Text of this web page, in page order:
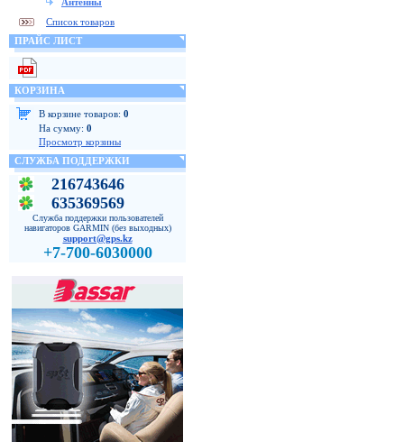
Список товаров
ПРАЙС ЛИСТ
КОРЗИНА
В корзине товаров: 0
На сумму: 0
Просмотр корзины
СЛУЖБА ПОДДЕРЖКИ
216743646
635369569
Служба поддержки пользователей
навигаторов GARMIN (без выходных)
support@gps.kz
+7-700-6030000